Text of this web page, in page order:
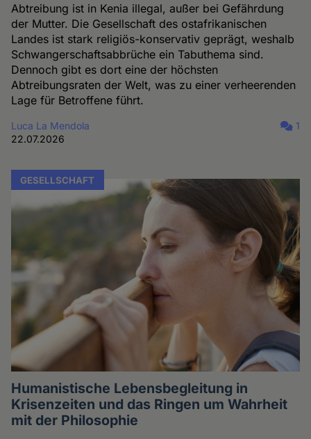
Abtreibung ist in Kenia illegal, außer bei Gefährdung
der Mutter. Die Gesellschaft des ostafrikanischen
Landes ist stark religiös-konservativ geprägt, weshalb
Schwangerschaftsabbrüche ein Tabuthema sind.
Dennoch gibt es dort eine der höchsten
Abtreibungsraten der Welt, was zu einer verheerenden
Lage für Betroffene führt.
Luca La Mendola
22.07.2026
1
GESELLSCHAFT
Humanistische Lebensbegleitung in
Krisenzeiten und das Ringen um Wahrheit
mit der Philosophie